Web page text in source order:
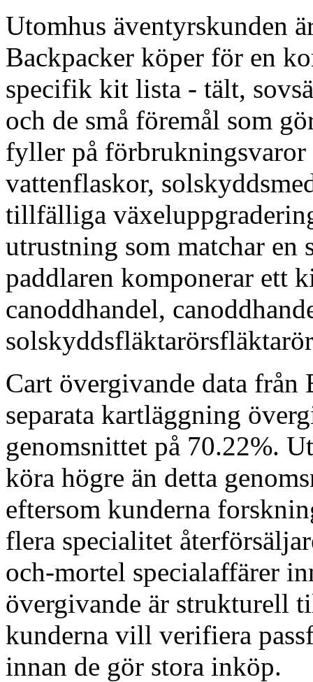
Utomhus äventyrskunden
Backpacker köper för en
specifik kit lista - tält,
och de små föremål som
fyller på förbrukningsvaror
vattenflaskor,
tillfälliga
utrustning som matchar
paddlaren komponerar ett
canoddhandel,
Cart övergivande data från
separata kartläggning
genomsnittet på 70.22%.
köra högre än detta
eftersom kunderna
flera specialitet
och-mortel specialaffärer
övergivande är strukturell
kunderna vill verifiera
innan de gör stora inköp.